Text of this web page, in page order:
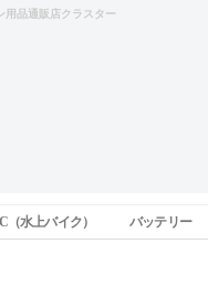
用品通販店クラスター
（水上バイク） バッテリー